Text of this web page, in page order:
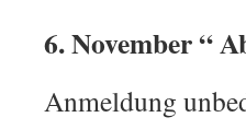
6. November “
Anmeldung